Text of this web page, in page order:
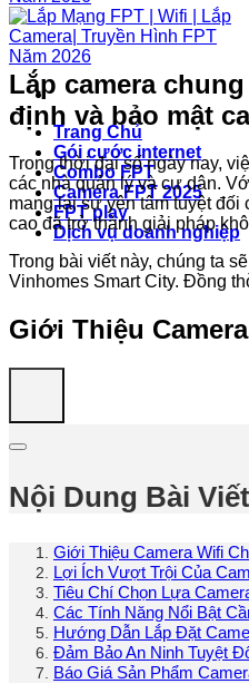
Trang Chủ
Gói cước internet
Combo FPT
Camera FPT 2025
FPT play
Dịch vụ doanh nghiệp
Lắp camera
định và bảo mật
Trong thời đại số ngày nay,
các nhà quản lý và cư dân.
mang lại sự yên tâm tuyệt
cao đã trở thành giải pháp
Trong bài viết này, chúng ta
Vinhomes Smart City. Đồng
Giới Thiệu
Nội Dung Bài Viết
Giới Thiệu Camera Wifi
Lợi Ích Vượt Trội Của
Tiêu Chí Chọn Lựa
Các Tính Năng Nổi Bật
Hướng Dẫn Lắp Đặt
Đảm Bảo An Ninh Tuyệt
Báo Giá Sản Phẩm